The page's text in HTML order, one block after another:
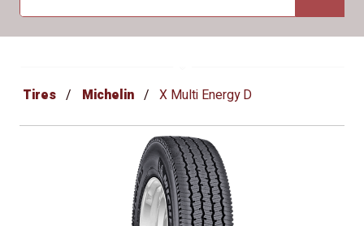
Tires Michelin X Multi Energy D